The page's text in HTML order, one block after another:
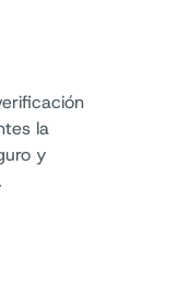
la
y